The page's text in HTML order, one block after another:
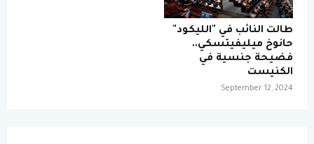
طالت النائب في "الليكود"
حانوخ ميليفيتسكي..
فضيحة جنسية في
الكنيست
September 12, 2024